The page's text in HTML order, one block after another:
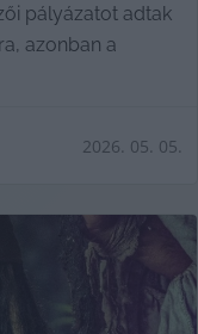
pályázatot adtak
azonban a
2026. 05. 05.